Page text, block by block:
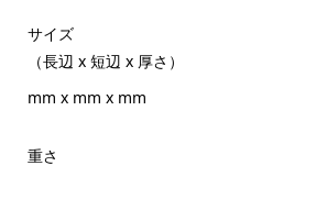
サイズ
（長辺 x 短辺 x 厚さ）
mm x mm x mm
重さ